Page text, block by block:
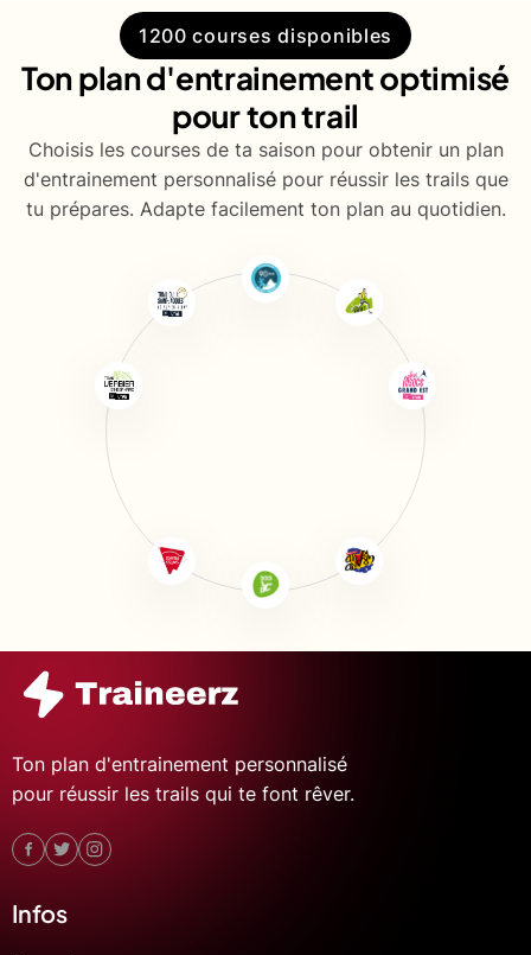
1200 courses disponibles
Ton plan d'entrainement optimisé
pour ton trail
Choisis les courses de ta saison pour obtenir un plan
d'entrainement personnalisé pour réussir les trails que
tu prépares. Adapte facilement ton plan au quotidien.
Ton plan d'entrainement personnalisé
pour réussir les trails qui te font rêver.
Infos